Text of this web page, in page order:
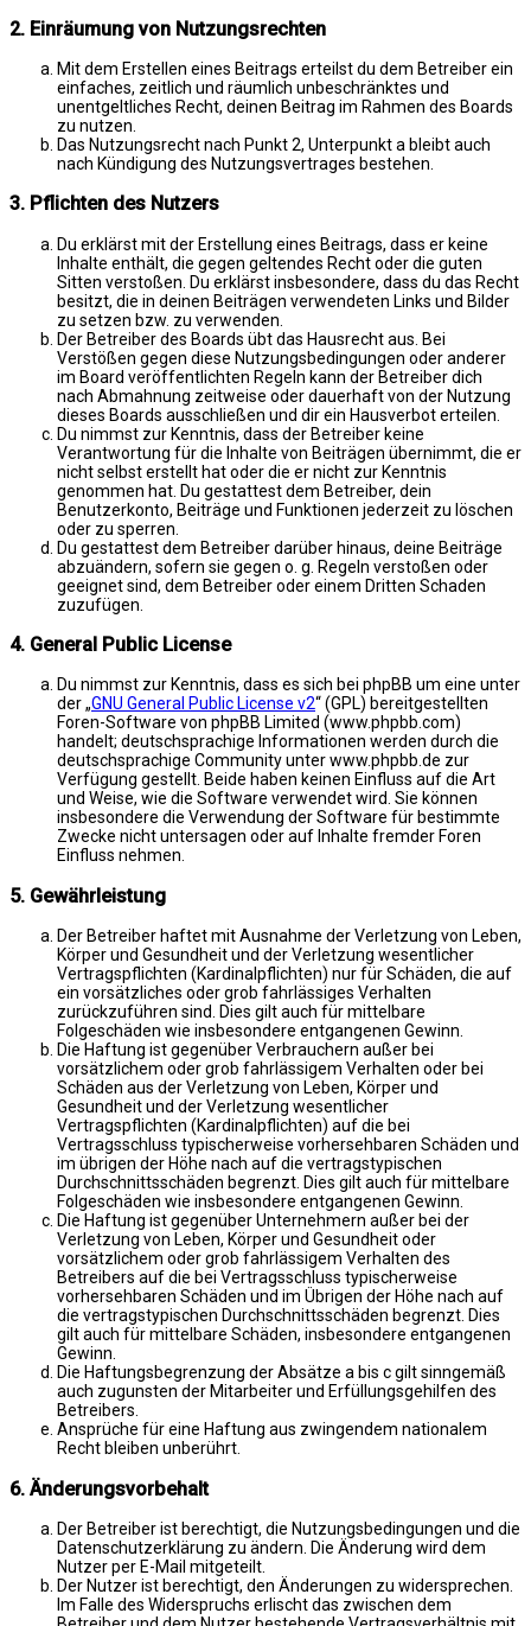
2. Einräumung von Nutzungsrechten
Mit dem Erstellen eines Beitrags erteilst du dem Betreiber ein
einfaches, zeitlich und räumlich unbeschränktes und
unentgeltliches Recht, deinen Beitrag im Rahmen des Boards
zu nutzen.
Das Nutzungsrecht nach Punkt 2, Unterpunkt a bleibt auch
nach Kündigung des Nutzungsvertrages bestehen.
3. Pflichten des Nutzers
Du erklärst mit der Erstellung eines Beitrags, dass er keine
Inhalte enthält, die gegen geltendes Recht oder die guten
Sitten verstoßen. Du erklärst insbesondere, dass du das Recht
besitzt, die in deinen Beiträgen verwendeten Links und Bilder
zu setzen bzw. zu verwenden.
Der Betreiber des Boards übt das Hausrecht aus. Bei
Verstößen gegen diese Nutzungsbedingungen oder anderer
im Board veröffentlichten Regeln kann der Betreiber dich
nach Abmahnung zeitweise oder dauerhaft von der Nutzung
dieses Boards ausschließen und dir ein Hausverbot erteilen.
Du nimmst zur Kenntnis, dass der Betreiber keine
Verantwortung für die Inhalte von Beiträgen übernimmt, die er
nicht selbst erstellt hat oder die er nicht zur Kenntnis
genommen hat. Du gestattest dem Betreiber, dein
Benutzerkonto, Beiträge und Funktionen jederzeit zu löschen
oder zu sperren.
Du gestattest dem Betreiber darüber hinaus, deine Beiträge
abzuändern, sofern sie gegen o. g. Regeln verstoßen oder
geeignet sind, dem Betreiber oder einem Dritten Schaden
zuzufügen.
4. General Public License
Du nimmst zur Kenntnis, dass es sich bei phpBB um eine unter
der „GNU General Public License v2“ (GPL) bereitgestellten
Foren-Software von phpBB Limited (www.phpbb.com)
handelt; deutschsprachige Informationen werden durch die
deutschsprachige Community unter www.phpbb.de zur
Verfügung gestellt. Beide haben keinen Einfluss auf die Art
und Weise, wie die Software verwendet wird. Sie können
insbesondere die Verwendung der Software für bestimmte
Zwecke nicht untersagen oder auf Inhalte fremder Foren
Einfluss nehmen.
5. Gewährleistung
Der Betreiber haftet mit Ausnahme der Verletzung von Leben,
Körper und Gesundheit und der Verletzung wesentlicher
Vertragspflichten (Kardinalpflichten) nur für Schäden, die auf
ein vorsätzliches oder grob fahrlässiges Verhalten
zurückzuführen sind. Dies gilt auch für mittelbare
Folgeschäden wie insbesondere entgangenen Gewinn.
Die Haftung ist gegenüber Verbrauchern außer bei
vorsätzlichem oder grob fahrlässigem Verhalten oder bei
Schäden aus der Verletzung von Leben, Körper und
Gesundheit und der Verletzung wesentlicher
Vertragspflichten (Kardinalpflichten) auf die bei
Vertragsschluss typischerweise vorhersehbaren Schäden und
im übrigen der Höhe nach auf die vertragstypischen
Durchschnittsschäden begrenzt. Dies gilt auch für mittelbare
Folgeschäden wie insbesondere entgangenen Gewinn.
Die Haftung ist gegenüber Unternehmern außer bei der
Verletzung von Leben, Körper und Gesundheit oder
vorsätzlichem oder grob fahrlässigem Verhalten des
Betreibers auf die bei Vertragsschluss typischerweise
vorhersehbaren Schäden und im Übrigen der Höhe nach auf
die vertragstypischen Durchschnittsschäden begrenzt. Dies
gilt auch für mittelbare Schäden, insbesondere entgangenen
Gewinn.
Die Haftungsbegrenzung der Absätze a bis c gilt sinngemäß
auch zugunsten der Mitarbeiter und Erfüllungsgehilfen des
Betreibers.
Ansprüche für eine Haftung aus zwingendem nationalem
Recht bleiben unberührt.
6. Änderungsvorbehalt
Der Betreiber ist berechtigt, die Nutzungsbedingungen und die
Datenschutzerklärung zu ändern. Die Änderung wird dem
Nutzer per E-Mail mitgeteilt.
Der Nutzer ist berechtigt, den Änderungen zu widersprechen.
Im Falle des Widerspruchs erlischt das zwischen dem